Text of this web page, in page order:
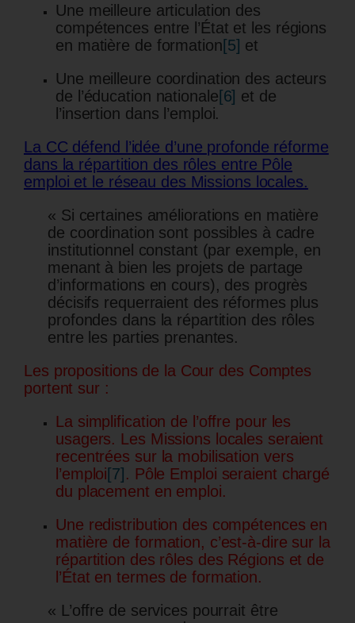
Une meilleure articulation des
compétences entre l’État et les régions
en matière de formation[5] et
Une meilleure coordination des acteurs
de l’éducation nationale[6] et de
l’insertion dans l’emploi.
La CC défend l’idée d’une profonde réforme
dans la répartition des rôles entre Pôle
emploi et le réseau des Missions locales.
« Si certaines améliorations en matière
de coordination sont possibles à cadre
institutionnel constant (par exemple, en
menant à bien les projets de partage
d’informations en cours), des progrès
décisifs requerraient des réformes plus
profondes dans la répartition des rôles
entre les parties prenantes.
Les propositions de la Cour des Comptes
portent sur :
La simplification de l’offre pour les
usagers. Les Missions locales seraient
recentrées sur la mobilisation vers
l’emploi[7] . Pôle Emploi seraient chargé
du placement en emploi.
Une redistribution des compétences en
matière de formation, c’est-à-dire sur la
répartition des rôles des Régions et de
l’État en termes de formation.
« L’offre de services pourrait être